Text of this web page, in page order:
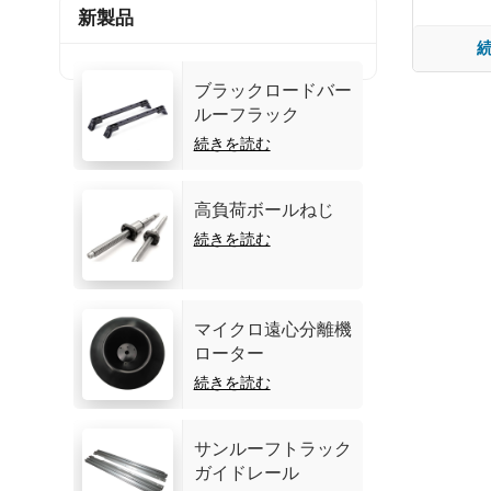
新製品
ブラックロードバー
ルーフラック
続きを読む
高負荷ボールねじ
続きを読む
マイクロ遠心分離機
ローター
続きを読む
サンルーフトラック
ガイドレール